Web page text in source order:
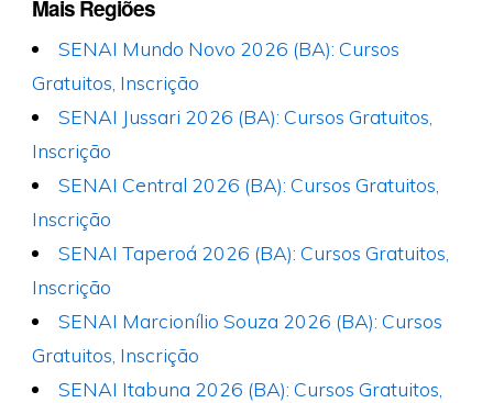
Mais Regiões
SENAI Mundo Novo 2026 (BA): Cursos
Gratuitos, Inscrição
SENAI Jussari 2026 (BA): Cursos Gratuitos,
Inscrição
SENAI Central 2026 (BA): Cursos Gratuitos,
Inscrição
SENAI Taperoá 2026 (BA): Cursos Gratuitos,
Inscrição
SENAI Marcionílio Souza 2026 (BA): Cursos
Gratuitos, Inscrição
SENAI Itabuna 2026 (BA): Cursos Gratuitos,